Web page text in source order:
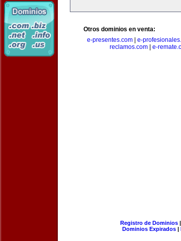
Otros dominios en venta:
e-presentes.com
e-
reclamos.com
e-
Registro de Dominios|
Dominios Expirados |